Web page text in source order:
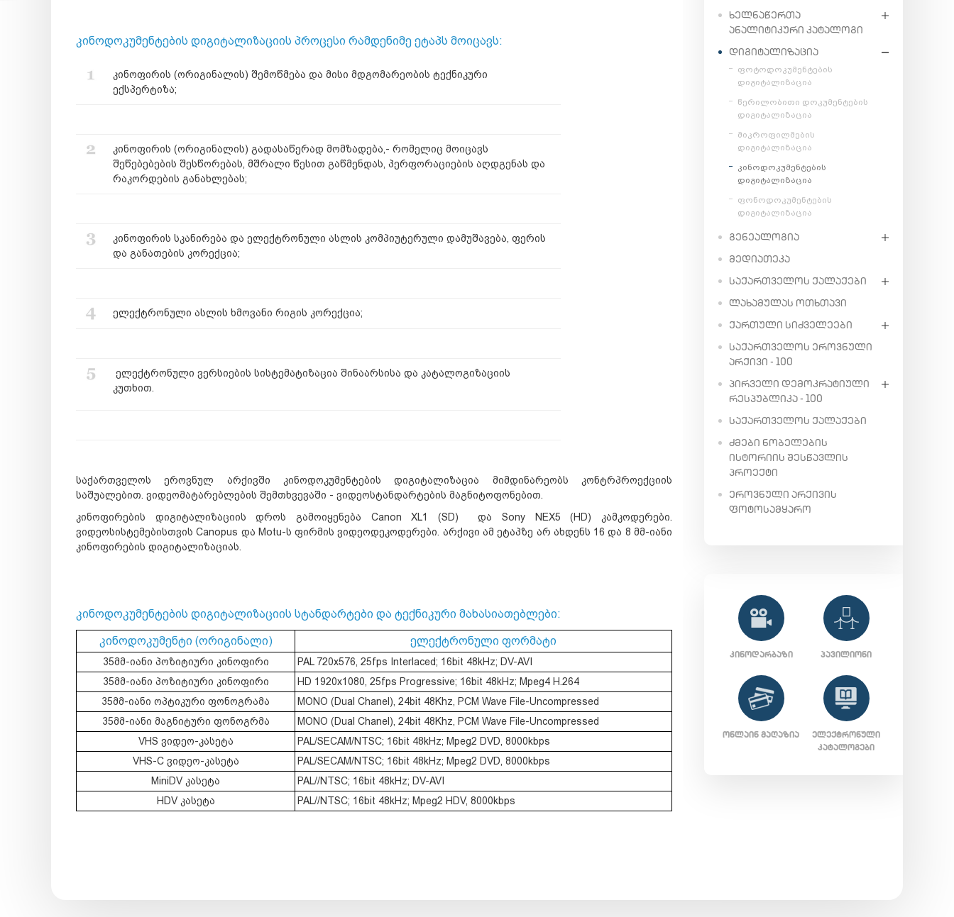
კინოდოკუმენტების დიგიტალიზაციის პროცესი რამდენიმე ეტაპს მოიცავს:
კინოფირის (ორიგინალის) შემოწმება და მისი მდგომარეობის ტექნიკური
ექსპერტიზა;
კინოფირის (ორიგინალის) გადასაწერად მომზადება,- რომელიც მოიცავს
შეწებებების შესწორებას, მშრალი წესით გაწმენდას, პერფორაციების აღდგენას და
რაკორდების განახლებას;
კინოფირის სკანირება და ელექტრონული ასლის კომპიუტერული დამუშავება, ფერის
და განათების კორექცია;
ელექტრონული ასლის ხმოვანი რიგის კორექცია;
ელექტრონული ვერსიების სისტემატიზაცია შინაარსისა და კატალოგიზაციის
კუთხით.
საქართველოს ეროვნულ არქივში კინოდოკუმენტების დიგიტალიზაცია მიმდინარეობს კონტრპროექციის
საშუალებით. ვიდეომატარებლების შემთხვევაში - ვიდეოსტანდარტების მაგნიტოფონებით.
კინოფირების დიგიტალიზაციის დროს გამოიყენება Canon XL1 (SD) და Sony NEX5 (HD) კამკოდერები.
ვიდეოსისტემებისთვის Canopus და Motu-ს ფირმის ვიდეოდეკოდერები. არქივი ამ ეტაპზე არ ახდენს 16 და 8 მმ-იანი
კინოფირების დიგიტალიზაციას.
კინოდოკუმენტების დიგიტალიზაციის სტანდარტები და ტექნიკური მახასიათებლები:
კინოდოკუმენტი (ორიგინალი) ელექტრონული ფორმატი
35მმ-იანი პოზიტიური კინოფირი
PAL 720x576, 25fps Interlaced; 16bit 48kHz; DV-AVI
35მმ-იანი პოზიტიური კინოფირი
HD 1920x1080, 25fps Progressive; 16bit 48kHz; Mpeg4 H.264
35მმ-იანი ოპტიკური ფონოგრამა
MONO (Dual Chanel), 24bit 48Khz, PCM Wave File-Uncompressed
35მმ-იანი მაგნიტური ფონოგრმა
MONO (Dual Chanel), 24bit 48Khz, PCM Wave File-Uncompressed
VHS ვიდეო-კასეტა
PAL/SECAM/NTSC; 16bit 48kHz; Mpeg2 DVD, 8000kbps
VHS-C ვიდეო-კასეტა
PAL/SECAM/NTSC; 16bit 48kHz; Mpeg2 DVD, 8000kbps
MiniDV კასეტა
PAL//NTSC; 16bit 48kHz; DV-AVI
HDV კასეტა
PAL//NTSC; 16bit 48kHz; Mpeg2 HDV, 8000kbps
ᲮᲔᲚᲜᲐᲬᲔᲠᲗᲐ
ᲐᲜᲐᲚᲘᲢᲘᲙᲣᲠᲘ ᲙᲐᲢᲐᲚᲝᲒᲘ
ᲓᲘᲒᲘᲢᲐᲚᲘᲖᲐᲪᲘᲐ
ფოტოდოკუმენტების
დიგიტალიზაცია
წერილობითი დოკუმენტების
დიგიტალიზაცია
მიკროფილმების
დიგიტალიზაცია
კინოდოკუმენტების
დიგიტალიზაცია
ფონოდოკუმენტების
დიგიტალიზაცია
ᲒᲔᲜᲔᲐᲚᲝᲒᲘᲐ
ᲛᲔᲓᲘᲐᲗᲔᲙᲐ
ᲡᲐᲥᲐᲠᲗᲕᲔᲚᲝᲡ ᲥᲐᲚᲐᲥᲔᲑᲘ
ᲚᲐᲮᲐᲛᲣᲚᲐᲡ ᲝᲗᲮᲗᲐᲕᲘ
ᲥᲐᲠᲗᲣᲚᲘ ᲡᲘᲫᲕᲔᲚᲔᲔᲑᲘ
ᲡᲐᲥᲐᲠᲗᲕᲔᲚᲝᲡ ᲔᲠᲝᲕᲜᲣᲚᲘ
ᲐᲠᲥᲘᲕᲘ - 100
ᲞᲘᲠᲕᲔᲚᲘ ᲓᲔᲛᲝᲙᲠᲐᲢᲘᲣᲚᲘ
ᲠᲔᲡᲞᲣᲑᲚᲘᲙᲐ - 100
ᲡᲐᲥᲐᲠᲗᲕᲔᲚᲝᲡ ᲥᲐᲚᲐᲥᲔᲑᲘ
ᲫᲛᲔᲑᲘ ᲜᲝᲑᲔᲚᲔᲑᲘᲡ
ᲘᲡᲢᲝᲠᲘᲘᲡ ᲨᲔᲡᲬᲐᲕᲚᲘᲡ
ᲞᲠᲝᲔᲥᲢᲘ
ᲔᲠᲝᲕᲜᲣᲚᲘ ᲐᲠᲥᲘᲕᲘᲡ
ᲤᲝᲢᲝᲡᲐᲛᲧᲐᲠᲝ
ᲙᲘᲜᲝᲓᲐᲠᲑᲐᲖᲘ ᲞᲐᲕᲘᲚᲘᲝᲜᲘ
ᲝᲜᲚᲐᲘᲜ ᲛᲐᲦᲐᲖᲘᲐ
ᲔᲚᲔᲥᲢᲠᲝᲜᲣᲚᲘ
ᲙᲐᲢᲐᲚᲝᲒᲔᲑᲘ